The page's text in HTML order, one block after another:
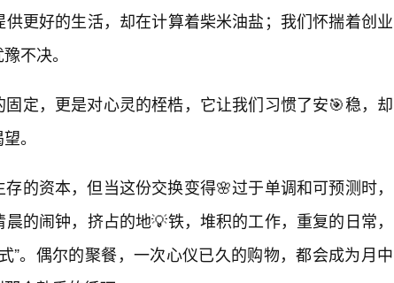
更好的生活，却在计算着柴米油盐；我们怀揣着创业
不决。
定，更是对心灵的桎梏，它让我们习惯了安🎯稳，却
。
的资本，但当这份交换变得🌸过于单调和可预测时，
的闹钟，挤占的地💡铁，堆积的工作，重复的日常，
”。偶尔的聚餐，一次心仪已久的购物，都会成为月中